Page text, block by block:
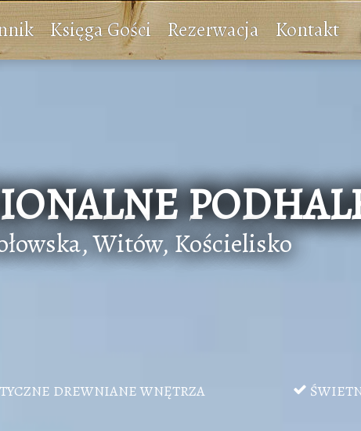
Księga Gości Rezerwacja Kontakt
Witów, Kościelisko
DREWNIANE WNĘTRZA